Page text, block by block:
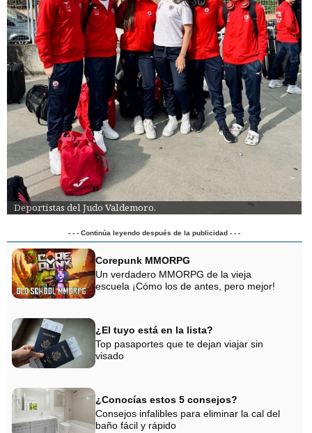
Deportistas del Judo Valdemoro.
- - - Continúa leyendo después de la publicidad - - -
Corepunk MMORPG
Un verdadero MMORPG de la vieja
escuela ¡Cómo los de antes, pero mejor!
¿El tuyo está en la lista?
Top pasaportes que te dejan viajar sin
visado
¿Conocías estos 5 consejos?
Consejos infalibles para eliminar la cal del
baño fácil y rápido